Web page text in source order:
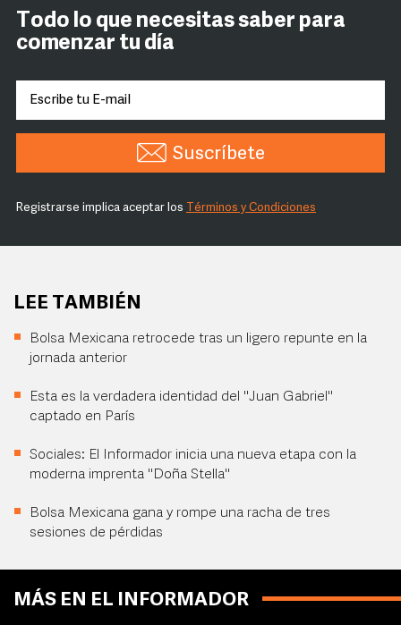
Todo lo que necesitas saber para
comenzar tu día
Suscríbete
Registrarse implica aceptar los Términos y Condiciones
LEE TAMBIÉN
Bolsa Mexicana retrocede tras un ligero repunte en la
jornada anterior
Esta es la verdadera identidad del "Juan Gabriel"
captado en París
Sociales: El Informador inicia una nueva etapa con la
moderna imprenta "Doña Stella"
Bolsa Mexicana gana y rompe una racha de tres
sesiones de pérdidas
MÁS EN EL INFORMADOR